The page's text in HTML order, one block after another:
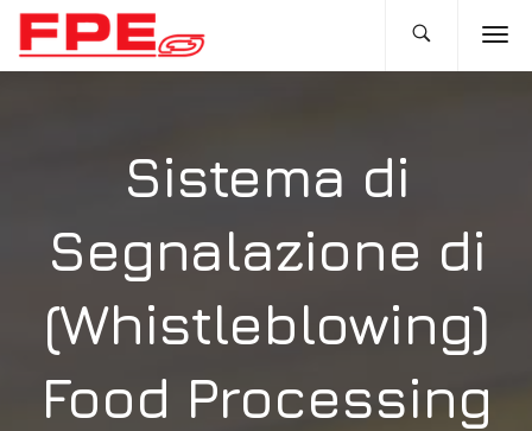
Sistema di
Segnalazione di
(Whistleblowing)
Food Processing